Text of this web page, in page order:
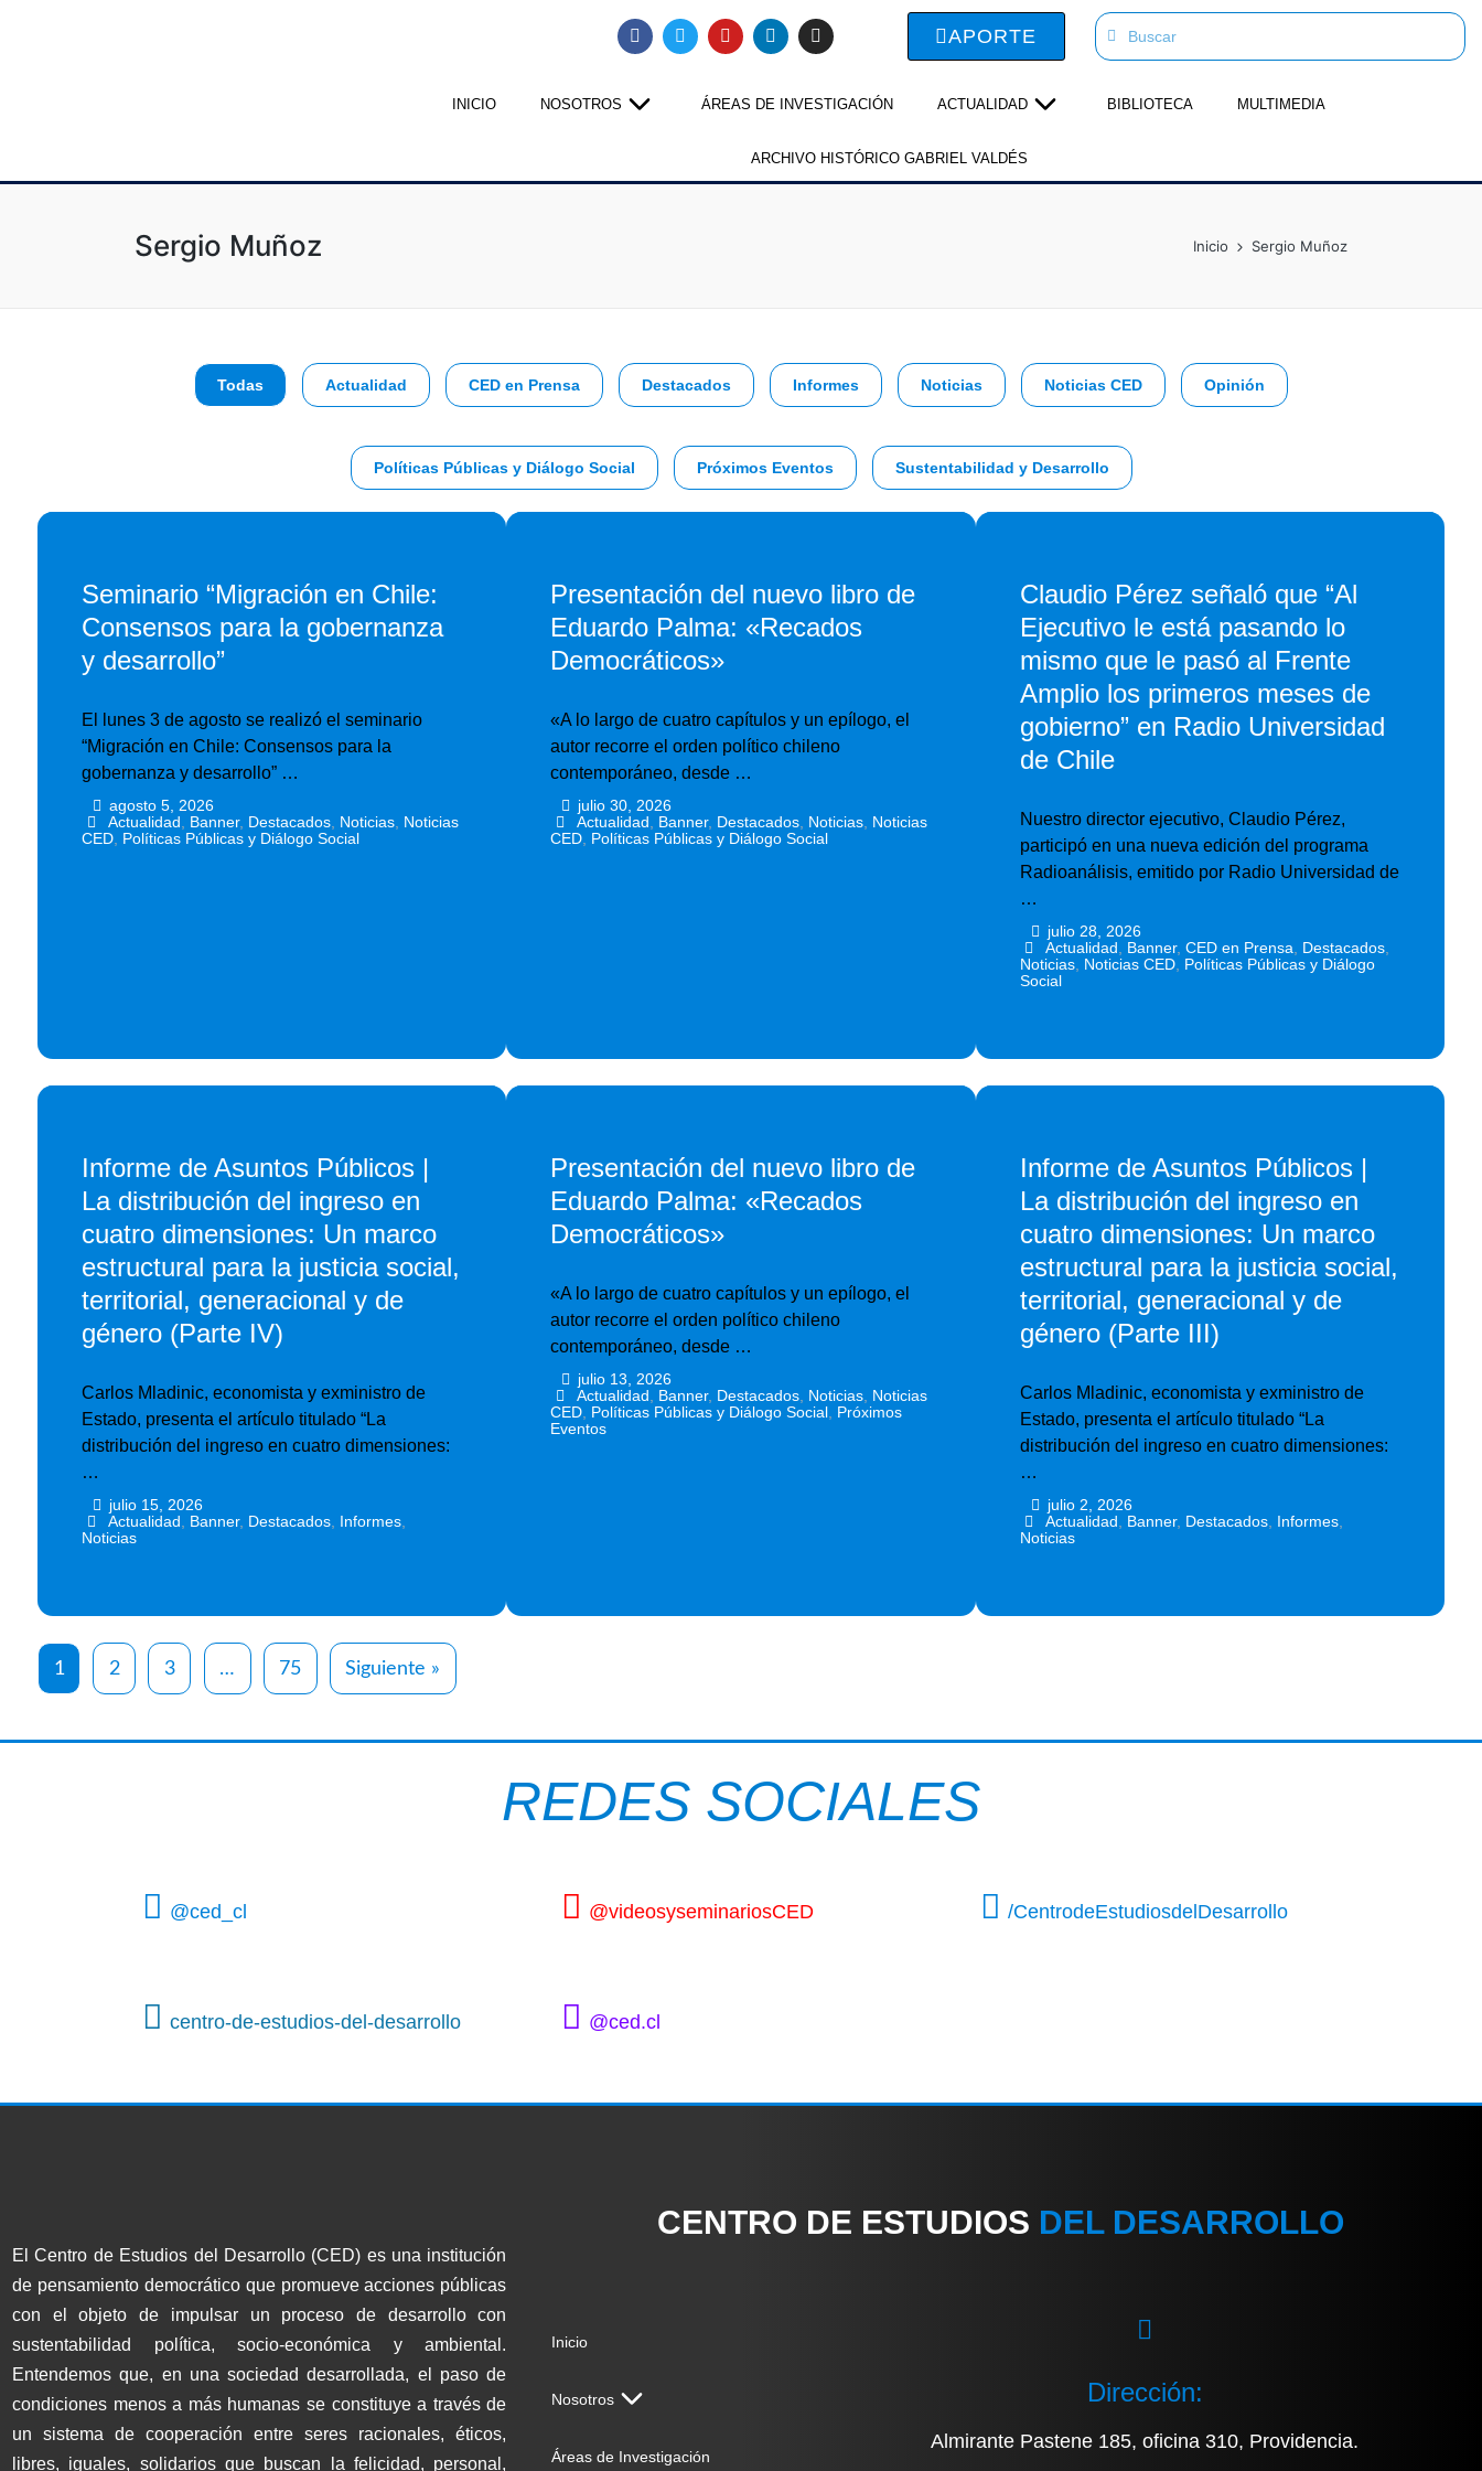
APORTE
INICIO NOSOTROS ÁREAS DE INVESTIGACIÓN ACTUALIDAD BIBLIOTECA MULTIMEDIA
ARCHIVO HISTÓRICO GABRIEL VALDÉS
Sergio Muñoz Inicio Sergio Muñoz
Todas Actualidad CED en Prensa Destacados Informes Noticias Noticias CED Opinión
Políticas Públicas y Diálogo Social Próximos Eventos Sustentabilidad y Desarrollo
Seminario “Migración en Chile:
Consensos para la gobernanza
y desarrollo”
El lunes 3 de agosto se realizó el seminario
“Migración en Chile: Consensos para la
gobernanza y desarrollo” …
agosto 5, 2026
Actualidad Banner, Destacados, Noticias, Noticias
CED Políticas Públicas y Diálogo Social
Presentación del nuevo libro de
Eduardo Palma: «Recados
Democráticos»
«A lo largo de cuatro capítulos y un epílogo, el
autor recorre el orden político chileno
contemporáneo, desde …
julio 30, 2026
Actualidad Banner, Destacados, Noticias, Noticias
CED Políticas Públicas y Diálogo Social
Claudio Pérez señaló que “Al
Ejecutivo le está pasando lo
mismo que le pasó al Frente
Amplio los primeros meses de
gobierno” en Radio Universidad
de Chile
Nuestro director ejecutivo, Claudio Pérez,
participó en una nueva edición del programa
Radioanálisis, emitido por Radio Universidad de
…
julio 28, 2026
Actualidad Banner,CED en Prensa Destacados
Noticias, Noticias CED, Políticas Públicas y Diálogo
Social
Informe de Asuntos Públicos |
La distribución del ingreso en
cuatro dimensiones: Un marco
estructural para la justicia social,
territorial, generacional y de
género (Parte IV)
Carlos Mladinic, economista y exministro de
Estado, presenta el artículo titulado “La
distribución del ingreso en cuatro dimensiones:
…
julio 15, 2026
Actualidad Banner, Destacados, Informes,
Noticias
Presentación del nuevo libro de
Eduardo Palma: «Recados
Democráticos»
«A lo largo de cuatro capítulos y un epílogo, el
autor recorre el orden político chileno
contemporáneo, desde …
julio 13, 2026
Actualidad Banner, Destacados, Noticias, Noticias
CED Políticas Públicas y Diálogo Social Próximos
Eventos
Informe de Asuntos Públicos |
La distribución del ingreso en
cuatro dimensiones: Un marco
estructural para la justicia social,
territorial, generacional y de
género (Parte III)
Carlos Mladinic, economista y exministro de
Estado, presenta el artículo titulado “La
distribución del ingreso en cuatro dimensiones:
…
julio 2, 2026
Actualidad Banner, Destacados Informes
Noticias
1 2 3 … 75 Siguiente »
REDES SOCIALES
@ced_cl @videosyseminariosCED /CentrodeEstudiosdelDesarrollo
centro-de-estudios-del-desarrollo @ced.cl
El Centro de Estudios del Desarrollo (CED) es una institución
de pensamiento democrático que promueve acciones públicas
con el objeto de impulsar un proceso de desarrollo con
sustentabilidad política, socio-económica y ambiental.
Entendemos que, en una sociedad desarrollada, el paso de
condiciones menos a más humanas se constituye a través de
un sistema de cooperación entre seres racionales, éticos,
libres, iguales, solidarios que buscan la felicidad, personal,
CENTRO DE ESTUDIOS DEL DESARROLLO
Inicio
Nosotros
Áreas de Investigación
Dirección:
Almirante Pastene 185, oficina 310, Providencia.